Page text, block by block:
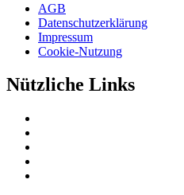
AGB
Datenschutzerklärung
Impressum
Cookie-Nutzung
Nützliche Links